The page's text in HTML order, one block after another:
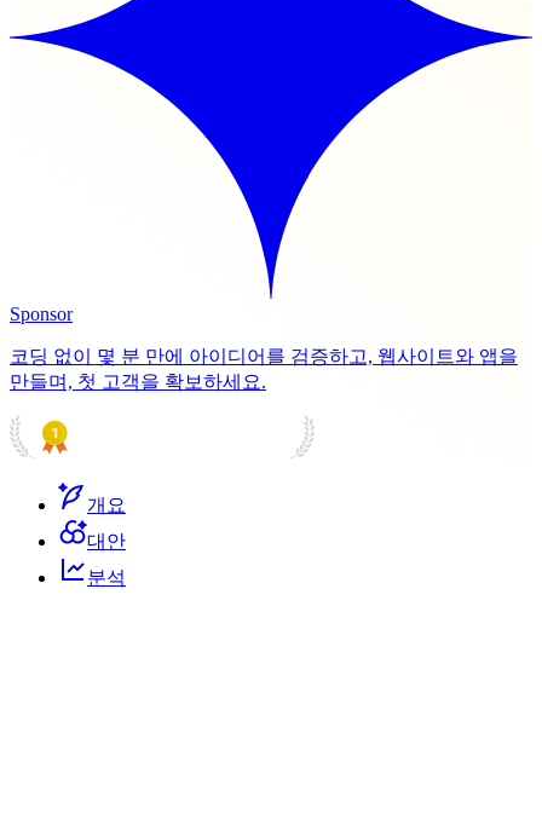
Sponsor
코딩 없이 몇 분 만에 아이디어를 검증하고, 웹사이트와 앱을
만들며, 첫 고객을 확보하세요.
개요
대안
분석